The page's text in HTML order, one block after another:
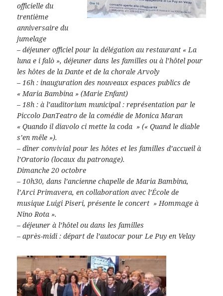
officielle du
trentième
anniversaire du
jumelage
– déjeuner officiel pour la délégation au restaurant « La
luna e i falò », déjeuner dans les familles ou à l’hôtel pour
les hôtes de la Dante et de la chorale Arvoly
– 16h : inauguration des nouveaux espaces publics de
« Maria Bambina » (Marie Enfant)
– 18h : à l’auditorium municipal : représentation par le
Piccolo DanTeatro de la comédie de Monica Maran
« Quando il diavolo ci mette la coda » (« Quand le diable
s’en mêle »).
– dîner convivial pour les hôtes et les familles d’accueil à
l’Oratorio (locaux du patronage).
Dimanche 20 octobre
– 10h30, dans l’ancienne chapelle de Maria Bambina,
l’Arci Primavera, en collaboration avec l’École de
musique Luigi Piseri, présente le concert » Hommage à
Nino Rota ».
– déjeuner à l’hôtel ou dans les familles
– après-midi : départ de l’autocar pour Le Puy en Velay